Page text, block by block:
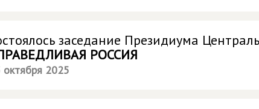
заседание Президиума
РОССИЯ
октября 2025